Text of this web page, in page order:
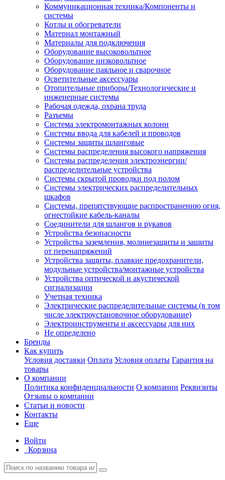
Коммуникационная техника/Компоненты и
системы
Котлы и обогреватели
Материал монтажный
Материалы для подключения
Оборудование высоковольтное
Оборудование низковольтное
Оборудование паяльное и сварочное
Осветительные аксессуары
Отопительные приборы/Технологические и
инженерные системы
Рабочая одежда, охрана труда
Разъемы
Система электромонтажных колонн
Системы ввода для кабелей и проводов
Системы защиты шланговые
Системы распределения высокого напряжения
Системы распределения электроэнергии/
распределительные устройства
Системы скрытой проводки под полом
Системы электрических распределительных
шкафов
Системы, препятствующие распространению огня,
огнестойкие кабель-каналы
Соединители для шлангов и рукавов
Устройства безопасности
Устройства заземления, молниезащиты и защиты
от перенапряжений
Устройства защиты, плавкие предохранители,
модульные устройства/монтажные устройства
Устройства оптической и акустической
сигнализации
Учетная техника
Электрические распределительные системы (в том
числе электроустановочное оборудование)
Электроинструменты и аксессуары для них
Не определено
Бренды
Как купить
Условия доставки Оплата Условия оплаты Гарантия на
товары
О компании
Политика конфиденциальности О компании Реквизиты
Отзывы о компании
Статьи и новости
Контакты
Еще
Войти
Корзина